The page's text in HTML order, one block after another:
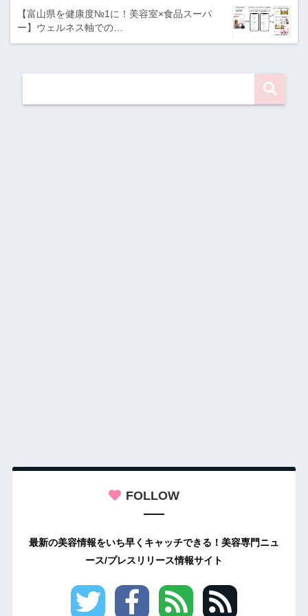
【富山県を健康度№1に！美容室×食品スーパ
ー】ウェルネス軸での…
FOLLOW
最新の美容情報をいち早くキャッチできる！美容専門ニュ
ース/プレスリリース情報サイト